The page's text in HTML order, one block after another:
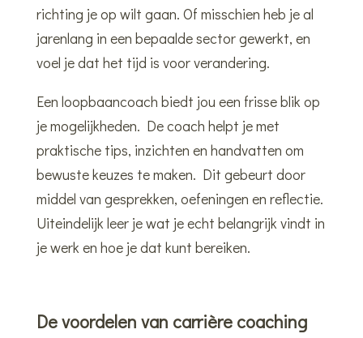
richting je op wilt gaan. Of misschien heb je al
jarenlang in een bepaalde sector gewerkt, en
voel je dat het tijd is voor verandering.
Een loopbaancoach biedt jou een frisse blik op
je mogelijkheden. De coach helpt je met
praktische tips, inzichten en handvatten om
bewuste keuzes te maken. Dit gebeurt door
middel van gesprekken, oefeningen en reflectie.
Uiteindelijk leer je wat je echt belangrijk vindt in
je werk en hoe je dat kunt bereiken.
De voordelen van carrière coaching